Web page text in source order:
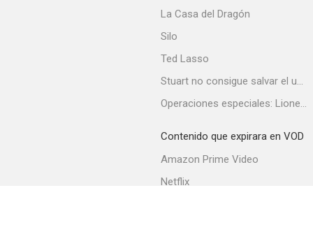
La Casa del Dragón
Silo
Ted Lasso
Stuart no consigue salvar el universo
Operaciones especiales: Lioness
Contenido que expirara en VOD
Amazon Prime Video
Netflix